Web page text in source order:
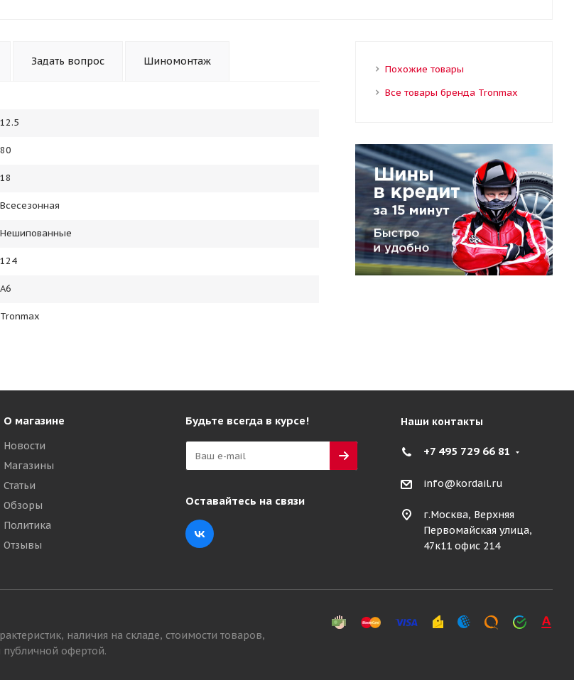
Задать вопрос Шиномонтаж
12.5
80
18
Всесезонная
Нешипованные
124
A6
Tronmax
Похожие товары
Все товары бренда Tronmax
О магазине
Новости
Магазины
Статьи
Обзоры
Политика
Отзывы
Будьте всегда в курсе!
Оставайтесь на связи
Наши контакты
+7 495 729 66 81
info@kordail.ru
г.Москва, Верхняя
Первомайская улица,
47к11 офис 214
наличия на складе, стоимости товаров,
публичной офертой.